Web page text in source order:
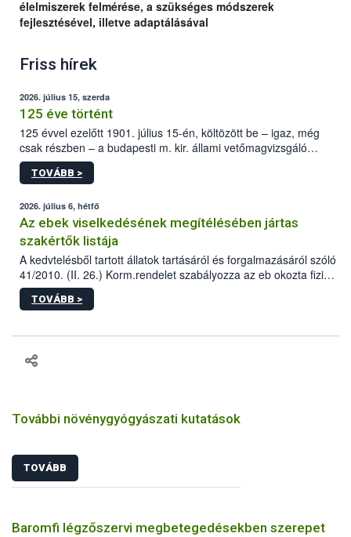
élelmiszerek felmérése, a szükséges módszerek
fejlesztésével, illetve adaptálásával
Friss hírek
2026. július 15, szerda
125 éve történt
125 évvel ezelőtt 1901. július 15-én, költözött be – igaz, még
csak részben – a budapesti m. kir. állami vetőmagvizsgáló
állomás a Kis Rókus utca 15. szám alatti, Czigler Győző által
tervezett új épületébe.
TOVÁBB >
2026. július 6, hétfő
Az ebek viselkedésének megítélésében jártas
szakértők listája
A kedvtelésből tartott állatok tartásáról és forgalmazásáról szóló
41/2010. (II. 26.) Korm.rendelet szabályozza az eb okozta fizikai
sérülés, illetve ennek veszélye keletkezésekor felmerülő
hatósági feladatokat, valamint a veszélyes eb tartását és annak
vonni az ebek viselkedésének megítélésében jártas szakértőt.
TOVÁBB >
További növénygyógyászati kutatások
TOVÁBB
Baromfi légzőszervi megbetegedésekben szerepet